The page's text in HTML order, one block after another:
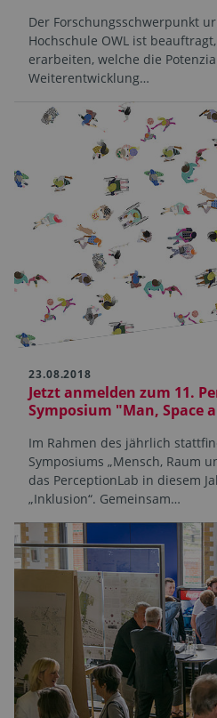
Der Forschungsschwerpunkt
Hochschule OWL ist
erarbeiten, welche die
Weiterentwicklung…
23.08.2018
Jetzt anmelden zum 11.
Symposium "Man, Space
Im Rahmen des jährlich
Symposiums „Mensch, Raum
das PerceptionLab in diesem
„Inklusion“. Gemeinsam…